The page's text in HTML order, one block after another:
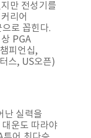
만 전성기를
리어
로 꼽힌다.
PGA
피언십,
스, US오픈)
난 실력을
운도 따라야